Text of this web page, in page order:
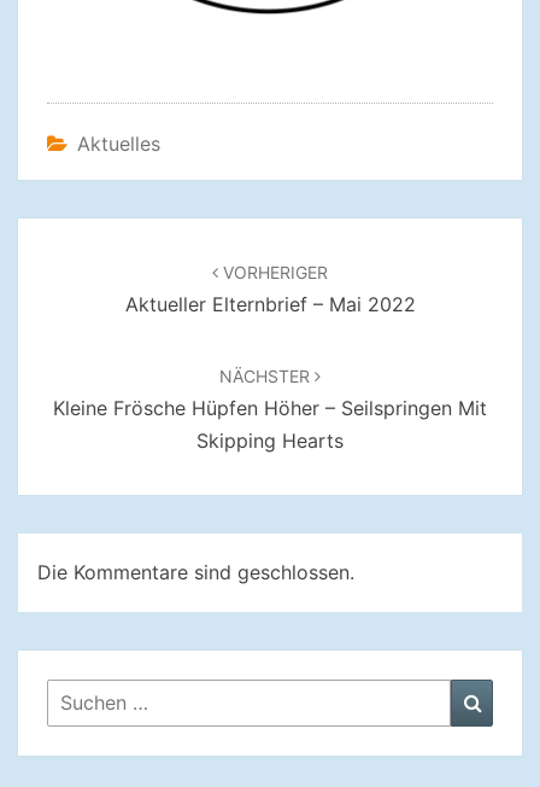
Aktuelles
VORHERIGER
Aktueller Elternbrief – Mai 2022
NÄCHSTER
Kleine Frösche Hüpfen Höher – Seilspringen Mit
Skipping Hearts
Die Kommentare sind geschlossen.
Suchen
nach: